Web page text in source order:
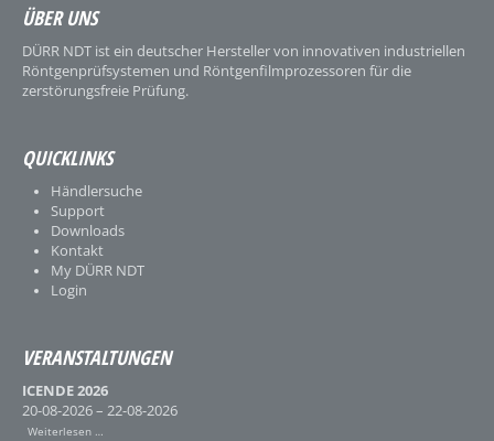
ÜBER UNS
DÜRR NDT ist ein deutscher Hersteller von innovativen industriellen
Röntgenprüfsystemen und Röntgenfilmprozessoren für die
zerstörungsfreie Prüfung.
QUICKLINKS
Händlersuche
Support
Downloads
Kontakt
My DÜRR NDT
Login
VERANSTALTUNGEN
ICENDE 2026
20-08-2026 – 22-08-2026
Weiterlesen …